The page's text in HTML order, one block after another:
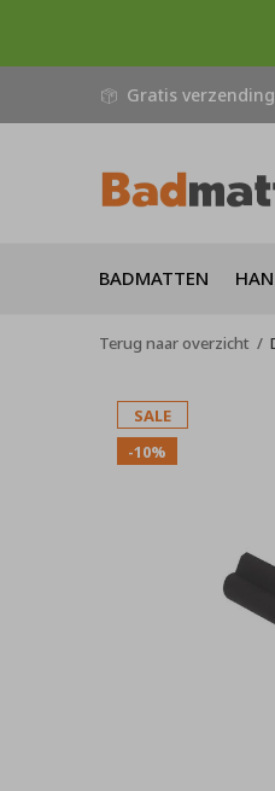
BADMATTEN
Gratis
Terug naar overzicht
SALE
-10%